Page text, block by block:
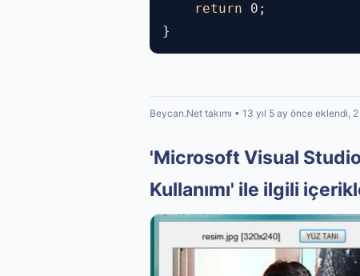
return 0;
}
Beycan.Net takımı • 13 yıl 5 ay önce eklendi,
'Microsoft Visual
Kullanımı' ile ilgili